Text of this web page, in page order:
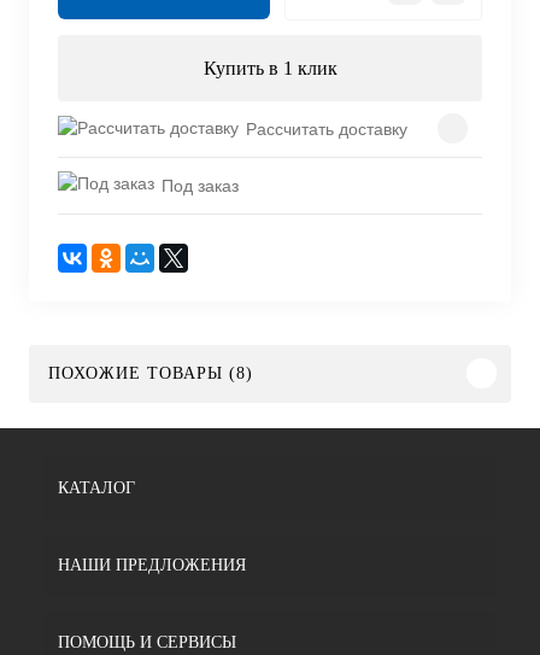
Купить в 1 клик
Рассчитать доставку
Под заказ
ПОХОЖИЕ ТОВАРЫ (8)
КАТАЛОГ
НАШИ ПРЕДЛОЖЕНИЯ
ПОМОЩЬ И СЕРВИСЫ